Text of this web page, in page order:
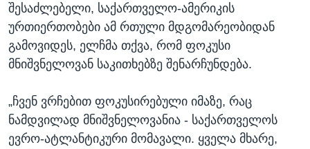
შესაძლებელი, საქართველო-ამერიკის
ურთიერთობები ამ რთული მდგომარეობიდან
გამოვიდეს, ელჩმა თქვა, რომ ფოკუსი
მნიშვნელოვან საკითხებზე შენარჩუნდება.
„ჩვენ ვრჩებით ფოკუსირებული იმაზე, რაც
ნამდვილად მნიშვნელოვანია - საქართველოს
ევრო-ატლანტიკური მომავალი. ყველა მხარე,